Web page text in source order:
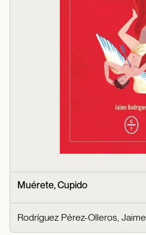
Muérete, Cupido
Rodríguez Pérez-Olleros, Jaime